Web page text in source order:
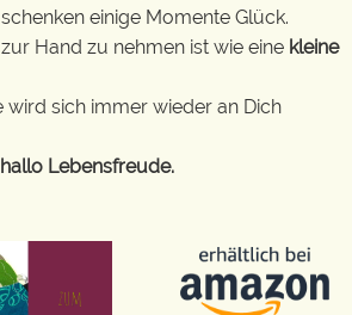
einige Momente Glück.
Hand zu nehmen ist wie eine kleine
wird sich immer wieder an Dich
Lebensfreude.